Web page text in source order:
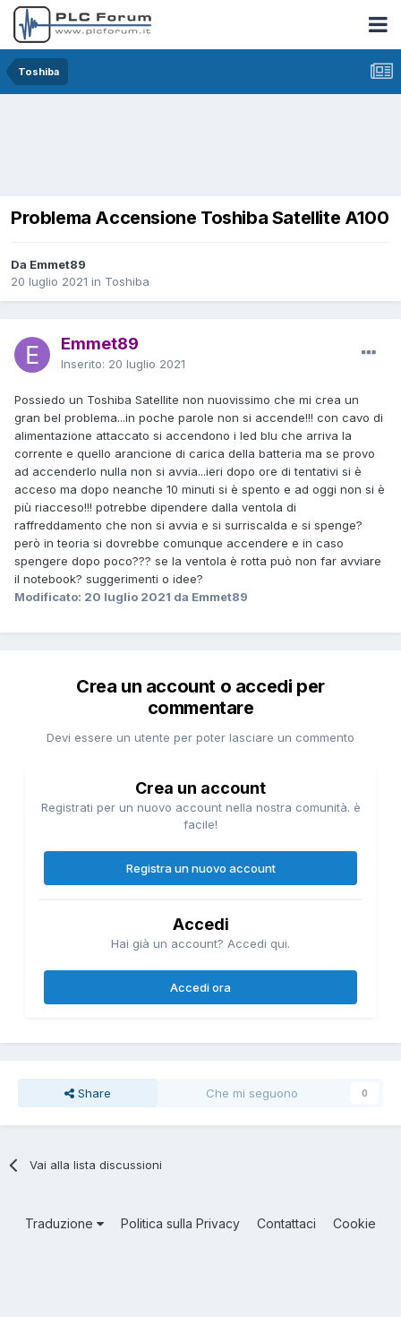
Toshiba
Problema Accensione Toshiba Satellite A100
Da Emmet89
20 luglio 2021 in Toshiba
Emmet89
Inserito: 20 luglio 2021
Possiedo un Toshiba Satellite non nuovissimo che mi crea un
gran bel problema...in poche parole non si accende!!! con cavo di
alimentazione attaccato si accendono i led blu che arriva la
corrente e quello arancione di carica della batteria ma se provo
ad accenderlo nulla non si avvia...ieri dopo ore di tentativi si è
acceso ma dopo neanche 10 minuti si è spento e ad oggi non si è
più riacceso!!! potrebbe dipendere dalla ventola di
raffreddamento che non si avvia e si surriscalda e si spenge?
però in teoria si dovrebbe comunque accendere e in caso
spengere dopo poco??? se la ventola è rotta può non far avviare
il notebook? suggerimenti o idee?
Modificato: 20 luglio 2021 da Emmet89
Crea un account o accedi per
commentare
Devi essere un utente per poter lasciare un commento
Crea un account
Registrati per un nuovo account nella nostra comunità. è
facile!
Registra un nuovo account
Accedi
Hai già un account? Accedi qui.
Accedi ora
Share Che mi seguono 0
Vai alla lista discussioni
Traduzione Politica sulla Privacy Contattaci Cookie